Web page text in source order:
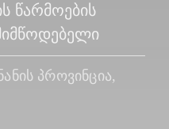
Წარმოების
პროვინცია,